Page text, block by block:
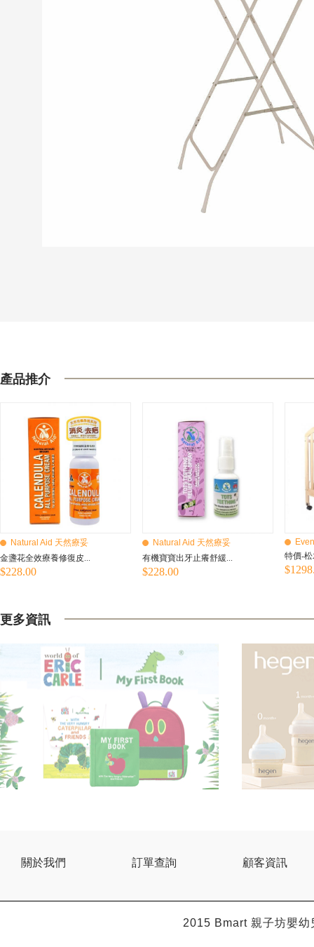
產品推介
Natural Aid 天然療妥
金盞花全效療養修復皮...
$228.00
Natural Aid 天然療妥
有機寶寶出牙止癢舒緩...
$228.00
特價-
更多資訊
關於我們 訂單查詢 顧客資訊
2015 Bmart親子坊嬰幼